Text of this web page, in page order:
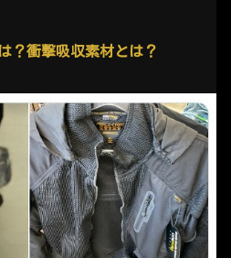
？衝撃吸収素材とは？